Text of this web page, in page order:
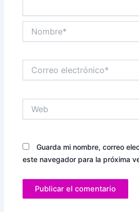
electrónico*
Guarda mi nombre, correo
este navegador para la próxima